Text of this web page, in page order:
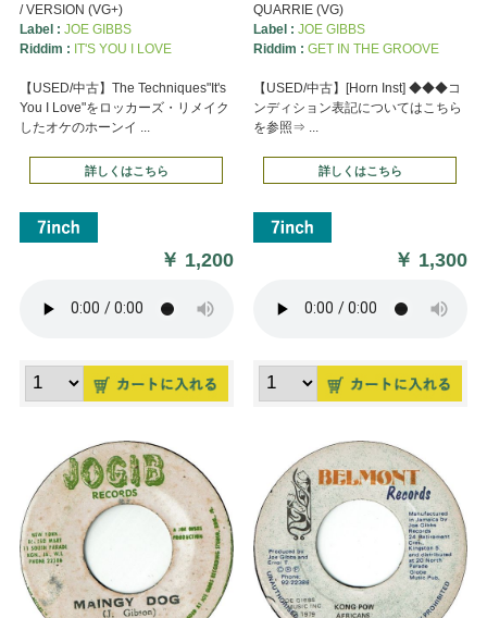
/ VERSION (VG+)
Label : JOE GIBBS
Riddim : IT'S YOU I LOVE
【USED/中古】The Techniques"It's
You I Love"をロッカーズ・リメイク
したオケのホーンイ ...
詳しくはこちら
￥ 1,200
QUARRIE (VG)
Label : JOE GIBBS
Riddim : GET IN THE GROOVE
【USED/中古】[Horn Inst] ◆◆◆コ
ンディション表記についてはこちら
を参照⇒ ...
詳しくはこちら
￥ 1,300